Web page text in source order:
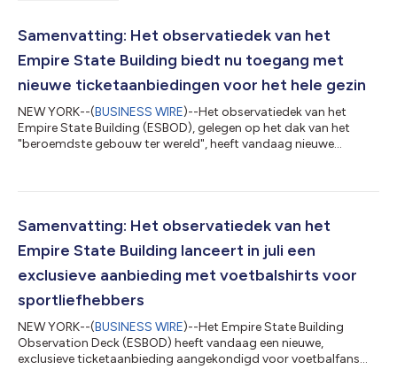
Samenvatting: Het observatiedek van het
Empire State Building biedt nu toegang met
nieuwe ticketaanbiedingen voor het hele gezin
NEW YORK--(BUSINESS WIRE)--Het observatiedek van het
Empire State Building (ESBOD), gelegen op het dak van het
"beroemdste gebouw ter wereld", heeft vandaag nieuwe
deze beroemde bezienswaardigheid in New York City. Groepen
kunnen tot 20 procent besparen op kaartjes voor de iconische
uitkijkplatforms op de 86e en 102e v...
Samenvatting: Het observatiedek van het
Empire State Building lanceert in juli een
exclusieve aanbieding met voetbalshirts voor
sportliefhebbers
NEW YORK--(BUSINESS WIRE)--Het Empire State Building
Observation Deck (ESBOD) heeft vandaag een nieuwe,
exclusieve ticketaanbieding aangekondigd voor voetbalfans